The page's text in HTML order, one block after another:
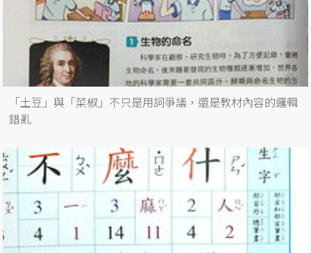
「土豆」與「菜椒」不只是用詞爭議，還是教材內容的邏輯
錯亂